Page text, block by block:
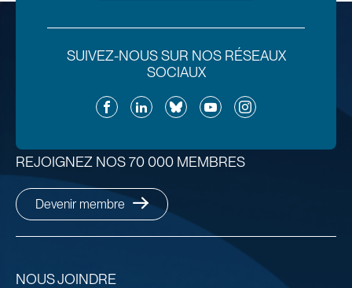
SUIVEZ-NOUS SUR NOS RÉSEAUX
SOCIAUX
FacebookLinkedInBlueskyYouTubeInstagram
NOUS JOINDRE
REJOIGNEZ NOS 70 000 MEMBRES
Devenir membre